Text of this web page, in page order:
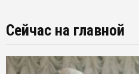
Сейчас на главной